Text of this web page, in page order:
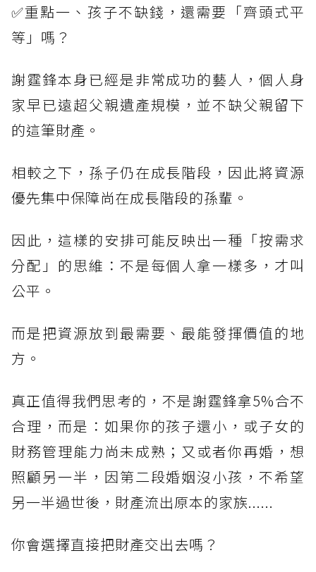
✅重點一、孩子不缺錢，還需要「齊頭式平
等」嗎？
謝霆鋒本身已經是非常成功的藝人，個人身
家早已遠超父親遺產規模，並不缺父親留下
的這筆財產。
相較之下，孫子仍在成長階段，因此將資源
優先集中保障尚在成長階段的孫輩。
因此，這樣的安排可能反映出一種「按需求
分配」的思維：不是每個人拿一樣多，才叫
公平。
而是把資源放到最需要、最能發揮價值的地
方。
真正值得我們思考的，不是謝霆鋒拿5%合不
合理，而是：如果你的孩子還小，或子女的
財務管理能力尚未成熟；又或者你再婚，想
照顧另一半，因第二段婚姻沒小孩，不希望
另一半過世後，財產流出原本的家族......
你會選擇直接把財產交出去嗎？